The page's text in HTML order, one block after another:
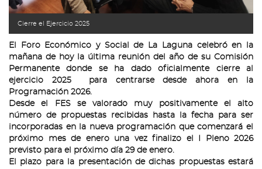
Cierre el Ejercicio 2025
El Foro Económico y Social de La Laguna celebró en la
mañana de hoy la última reunión del año de su Comisión
Permanente donde se ha dado oficialmente cierre al
ejercicio 2025 para centrarse desde ahora en la
Programación 2026.
Desde el FES se valorado muy positivamente el alto
número de propuestas recibidas hasta la fecha para ser
incorporadas en la nueva programación que comenzará el
próximo mes de enero una vez finalizo el I Pleno 2026
previsto para el próximo día 29 de enero.
El plazo para la presentación de dichas propuestas estará